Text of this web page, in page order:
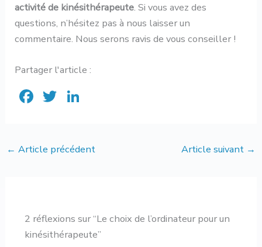
activité de kinésithérapeute. Si vous avez des
questions, n’hésitez pas à nous laisser un
commentaire. Nous serons ravis de vous conseiller !
Partager l'article :
F
b
T
te dI
← Article précédent Article suivant →
2 réflexions sur “Le choix de l’ordinateur pour un
kinésithérapeute”